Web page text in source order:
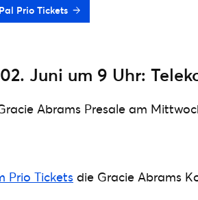
Prio Tickets
Juni um 9 Uhr:
Abrams Presale am
Prio Tickets die Gracie Abrams